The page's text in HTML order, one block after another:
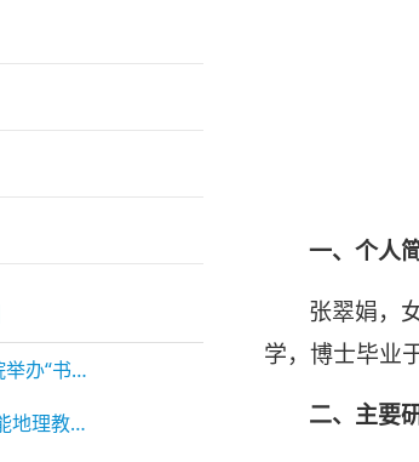
地理与旅游学院举办“书记讲就业”专题讲座
我院举办“AI赋能地理教科研新路径”专题讲座
一、个人
张翠娟，
学， 博士毕业
二、主要